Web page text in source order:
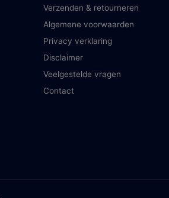
Verzenden & retourneren
Algemene voorwaarden
Privacy verklaring
Disclaimer
Veelgestelde vragen
Contact